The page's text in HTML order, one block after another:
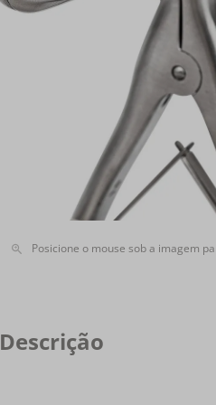
Posicione o mouse sob a imagem
Descrição